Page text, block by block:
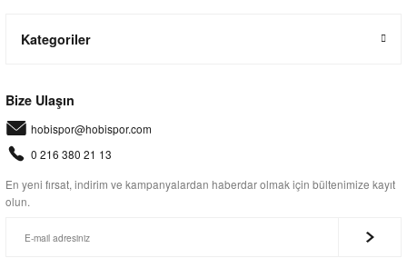
Kategoriler
Bize Ulaşın
hobispor@hobispor.com
0 216 380 21 13
En yeni fırsat, indirim ve kampanyalardan haberdar olmak için bültenimize kayıt
olun.